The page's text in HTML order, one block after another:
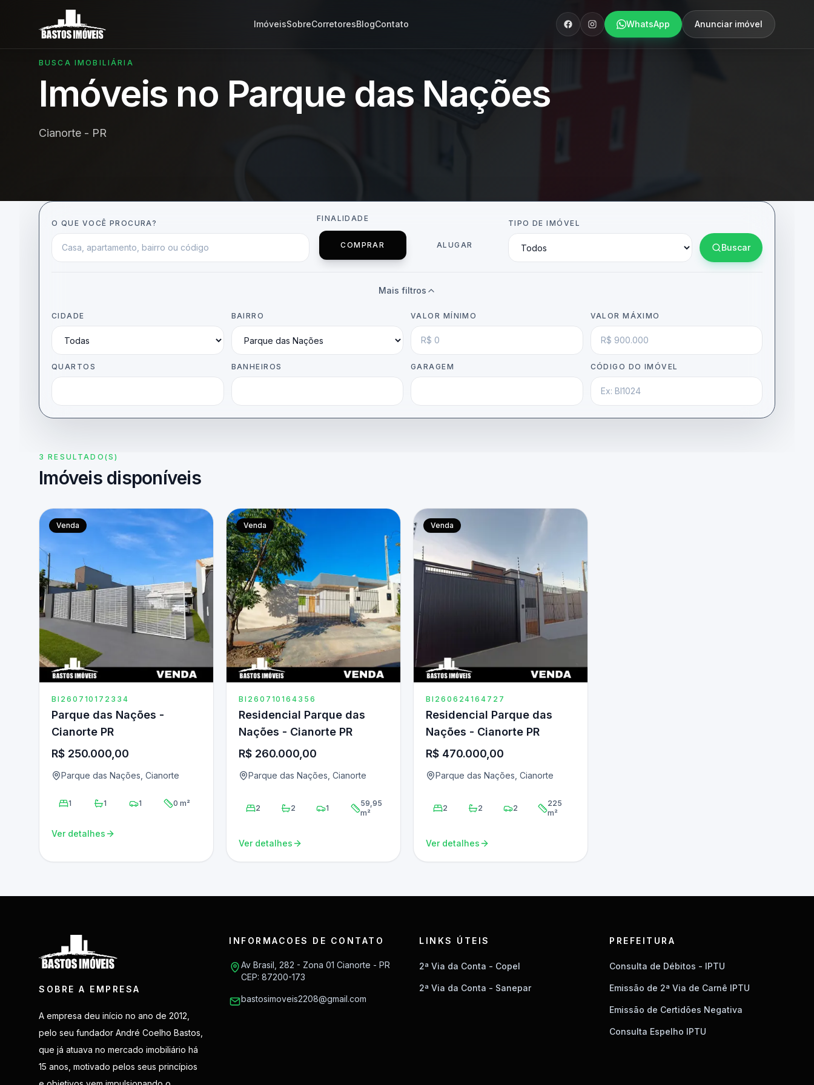
ImóveisSobreCorretoresBlogContato WhatsApp Anunciar imóvel
BUSCA IMOBILIÁRIA
Imóveis no Parque das Nações
Cianorte - PR
O QUE VOCÊ PROCURA?
FINALIDADE
COMPRAR ALUGAR
TIPO DE IMÓVEL
Buscar
Mais filtros
CIDADE BAIRRO VALOR MÍNIMO VALOR MÁXIMO
QUARTOS BANHEIROS GARAGEM CÓDIGO DO IMÓVEL
3 RESULTADO(S)
Imóveis disponíveis
Venda
BI260710172334
Parque das Nações -
Cianorte PR
R$ 250.000,00
Parque das Nações, Cianorte
1 1 1 0 m²
Ver detalhes
Venda
BI260710164356
Residencial Parque das
Nações - Cianorte PR
R$ 260.000,00
Parque das Nações, Cianorte
2 2 1
59,95
m²
Ver detalhes
Venda
BI260624164727
Residencial Parque das
Nações - Cianorte PR
R$ 470.000,00
Parque das Nações, Cianorte
2 2 2
225
m²
Ver detalhes
SOBRE A EMPRESA
A empresa deu início no ano de 2012,
pelo seu fundador André Coelho Bastos,
que já atuava no mercado imobiliário há
15 anos, motivado pelos seus princípios
INFORMACOES DE CONTATO
Av Brasil, 282 - Zona 01 Cianorte - PR
CEP: 87200-173
bastosimoveis2208@gmail.com
LINKS ÚTEIS
2ª Via da Conta - Copel
2ª Via da Conta - Sanepar
PREFEITURA
Consulta de Débitos - IPTU
Emissão de 2ª Via de Carnê IPTU
Emissão de Certidões Negativa
Consulta Espelho IPTU